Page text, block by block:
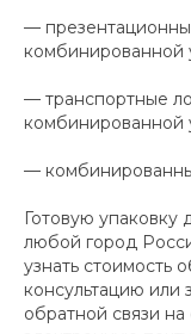
—
комбинированной
— транспортные
комбинированной
—
Готовую упаковку
любой город
узнать стоимость
консультацию или
обратной связи